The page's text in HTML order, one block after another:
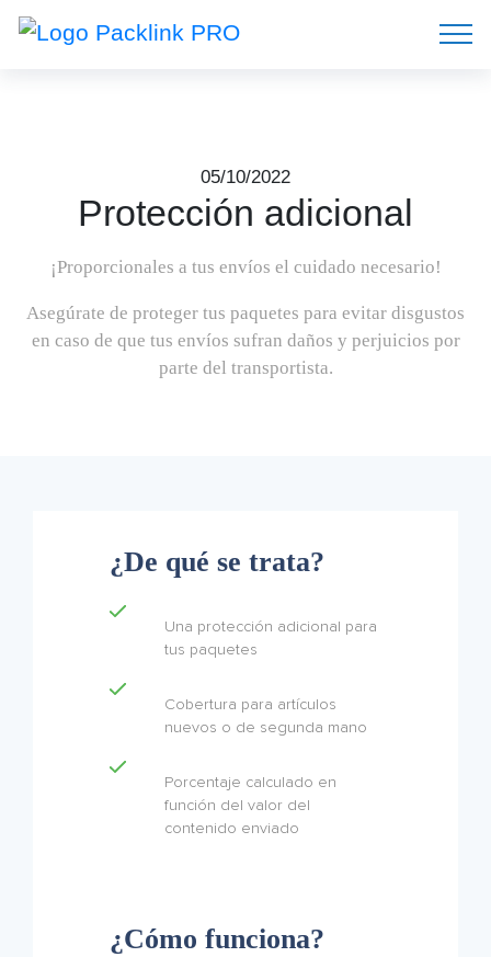
05/10/2022
Protección adicional
¡Proporcionales a tus envíos el cuidado necesario!
Asegúrate de proteger tus paquetes para evitar disgustos
en caso de que tus envíos sufran daños y perjuicios por
parte del transportista.
¿De qué se trata?
Una protección adicional para
tus paquetes
Cobertura para artículos
nuevos o de segunda mano
Porcentaje calculado en
función del valor del
contenido enviado
¿Cómo funciona?